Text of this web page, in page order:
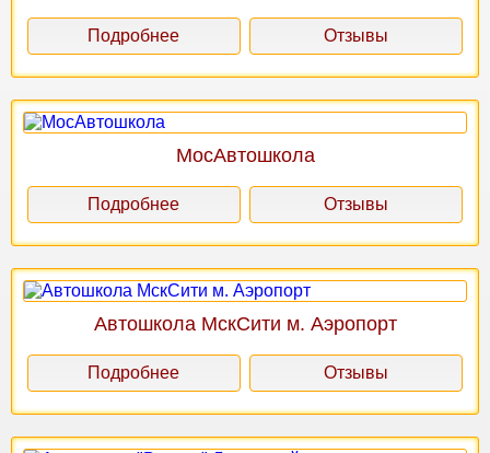
Подробнее Отзывы
МосАвтошкола
Подробнее Отзывы
Автошкола МскСити м. Аэропорт
Подробнее Отзывы